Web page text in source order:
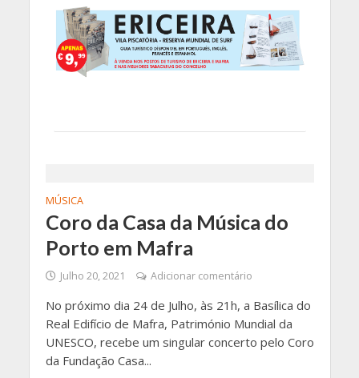
MÚSICA
Coro da Casa da Música do
Porto em Mafra
Julho 20, 2021 Adicionar comentário
No próximo dia 24 de Julho, às 21h, a Basílica do
Real Edifício de Mafra, Património Mundial da
UNESCO, recebe um singular concerto pelo Coro
da Fundação Casa...